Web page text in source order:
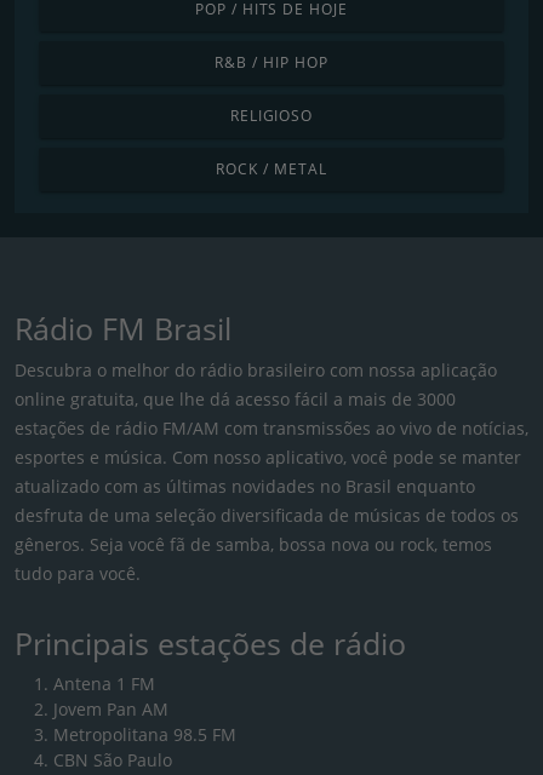
POP / HITS DE HOJE
R&B / HIP HOP
RELIGIOSO
ROCK / METAL
Rádio FM Brasil
Descubra o melhor do rádio brasileiro com nossa aplicação
online gratuita, que lhe dá acesso fácil a mais de 3000
estações de rádio FM/AM com transmissões ao vivo de notícias,
esportes e música. Com nosso aplicativo, você pode se manter
atualizado com as últimas novidades no Brasil enquanto
desfruta de uma seleção diversificada de músicas de todos os
gêneros. Seja você fã de samba, bossa nova ou rock, temos
tudo para você.
Principais estações de rádio
Antena 1 FM
Jovem Pan AM
Metropolitana 98.5 FM
CBN São Paulo